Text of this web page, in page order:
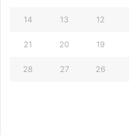
12
13
14
19
20
21
26
27
28